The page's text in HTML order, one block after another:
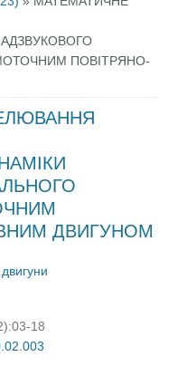
ПОВІТРЯНО-
ДВИГУНОМ
18